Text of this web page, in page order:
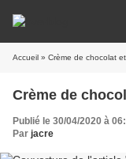
Accueil » Crème de chocolat
Crème de
Publié le 30/04/2020 à
Par jacre